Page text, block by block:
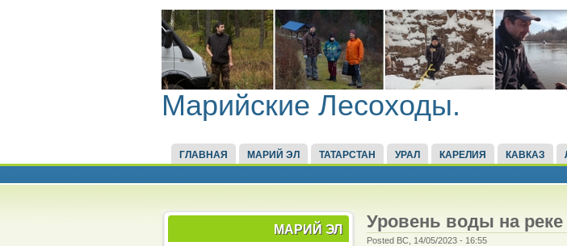
Марийские Лесоходы.
ГЛАВНАЯ МАРИЙ ЭЛ ТАТАРСТАН УРАЛ КАРЕЛИЯ КАВКАЗ
МАРИЙ ЭЛ Уровень воды на
Posted ВС, 14/05/2023 - 16:55